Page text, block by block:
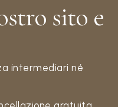
sito e
intermediari né